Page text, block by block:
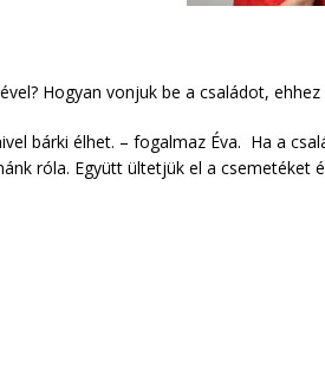
Hogyan vonjuk be a családot,
bárki élhet. – fogalmaz Éva. Ha a
róla. Együtt ültetjük el a csemetéket